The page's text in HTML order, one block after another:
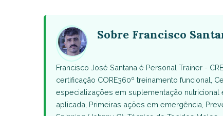
Sobre Francisco
Francisco José Santana é Personal Trainer -
certificação CORE360º treinamento funcional,
especializações em suplementação nutricional
aplicada, Primeiras ações em emergência,